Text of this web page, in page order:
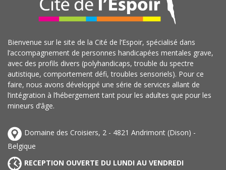
Bienvenue sur le site de la Cité de l’Espoir, spécialisé dans
l’accompagnement de personnes handicapées mentales grave,
avec des profils divers (polyhandicaps, trouble du spectre
autistique, comportement défi, troubles sensoriels). Pour ce
faire, nous avons développé une série de services allant de
l’intégration à l’hébergement tant pour les adultes que pour les
mineurs d’âge.
Domaine des Croisiers, 2 - 4821 Andrimont (Dison) -
Belgique
RECEPTION OUVERTE DU LUNDI AU VENDREDI